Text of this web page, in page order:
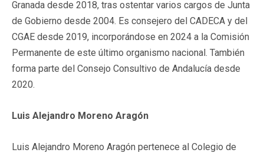
Granada desde 2018, tras ostentar varios cargos de Junta
de Gobierno desde 2004. Es consejero del CADECA y del
CGAE desde 2019, incorporándose en 2024 a la Comisión
Permanente de este último organismo nacional. También
forma parte del Consejo Consultivo de Andalucía desde
2020.
Luis Alejandro Moreno Aragón
Luis Alejandro Moreno Aragón pertenece al Colegio de